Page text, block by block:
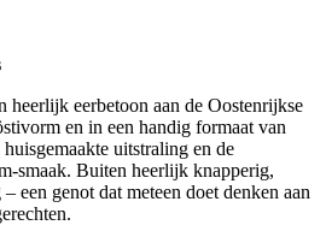
heerlijk eerbetoon aan de Oostenrijkse
en in een handig formaat van
uitstraling en de
smaak. Buiten heerlijk knapperig,
een genot dat meteen doet denken aan